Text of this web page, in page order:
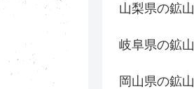
山梨県の鉱山
岐阜県の鉱山
岡山県の鉱山